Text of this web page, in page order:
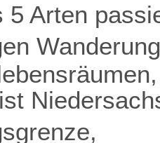
5 Arten